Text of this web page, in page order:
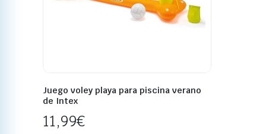
Juego voley playa para piscina verano
de Intex
11,99€